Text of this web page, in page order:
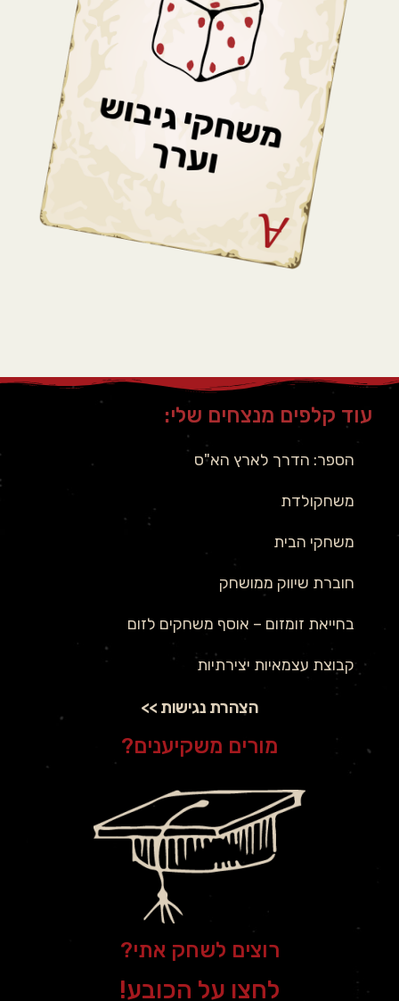
עוד קלפים מנצחים שלי:
הספר: הדרך לארץ הא"ס
משחקולדת
משחקי הבית
חוברת שיווק ממושחק
בחייאת זומזום – אוסף משחקים לזום
קבוצת עצמאיות יצירתיות
הצהרת נגישות >>
מורים משקיענים?
רוצים לשחק אתי?
לחצו על הכובע!